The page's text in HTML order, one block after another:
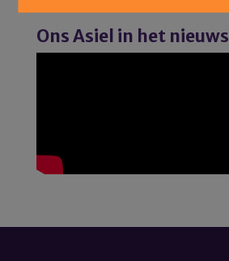
Ons Asiel in het nieuws